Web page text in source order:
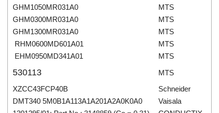
GHM1050MR031A0
MTS
GHM0300MR031A0
MTS
GHM1300MR031A0
MTS
RHM0600MD601A01
MTS
EHM0950MD341A01
MTS
530113
MTS
XZCC43FCP40B
Schneider
DMT340 5M0B1A113A1A201A2A0K0A0
Vaisala